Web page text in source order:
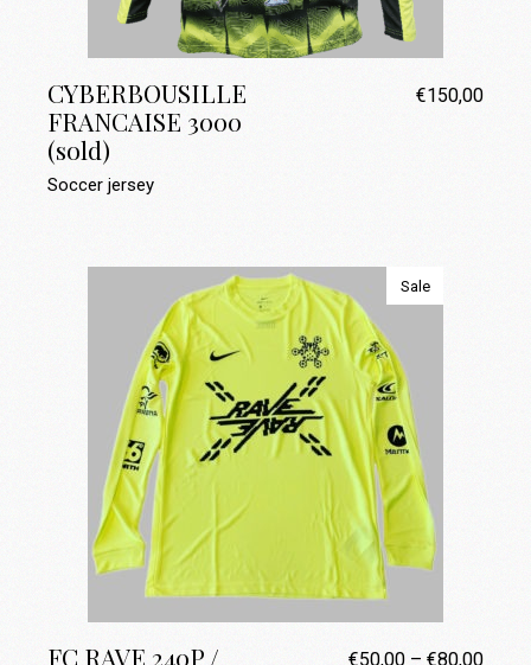
CYBERBOUSILLE
FRANCAISE 3000
(sold)
€150,00
Soccer jersey
Sale
FC RAVE 240P /
€50,00– €80,00